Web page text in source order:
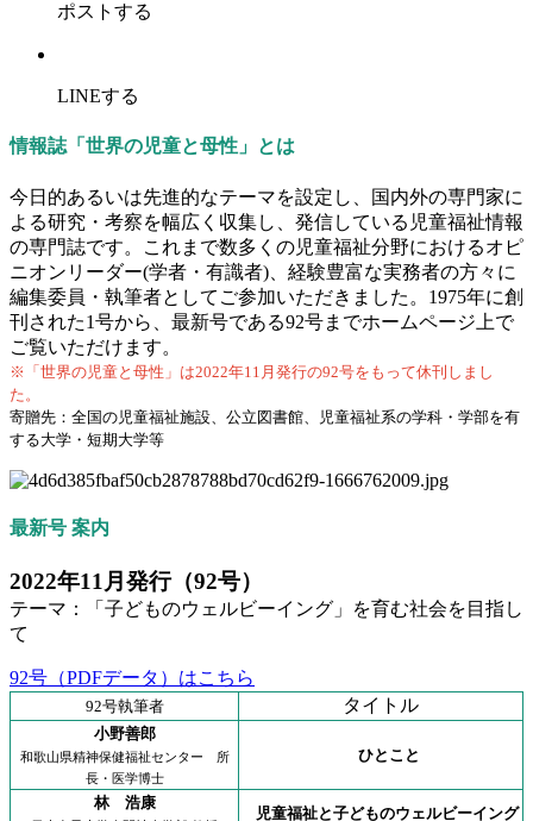
ポストする
LINEする
情報誌「世界の児童と母性」とは
今日的あるいは先進的なテーマを設定し、国内外の専門家に
よる研究・考察を幅広く収集し、発信している児童福祉情報
の専門誌です。これまで数多くの児童福祉分野におけるオピ
ニオンリーダー(学者・有識者)、経験豊富な実務者の方々に
編集委員・執筆者としてご参加いただきました。1975年に創
刊された1号から、最新号である92号までホームページ上で
ご覧いただけます。
※「世界の児童と母性」は2022年11月発行の92号をもって休刊しまし
た。
寄贈先：全国の児童福祉施設、公立図書館、児童福祉系の学科・学部を有
する大学・短期大学等
最新号 案内
2022年11月発行（92号）
テーマ：「子どものウェルビーイング」を育む社会を目指し
て
92号（PDFデータ）はこちら
92号執筆者 タイトル
小野善郎
和歌山県精神保健福祉センター 所
長・医学博士
ひとこと
林 浩康
児童福祉と子どものウェルビーイング